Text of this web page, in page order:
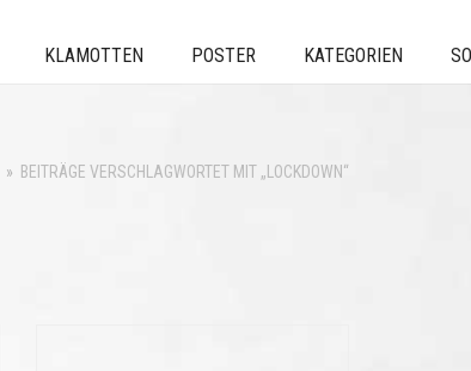
KLAMOTTEN POSTER KATEGORIEN
» BEITRÄGE VERSCHLAGWORTET MIT „LOCKDOWN“